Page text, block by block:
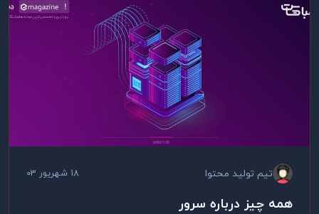
تیم تولید محتوا 18 شهریور 03
همه چیز درباره سرور